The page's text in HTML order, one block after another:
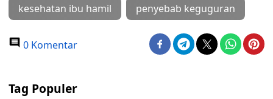
kesehatan ibu hamil penyebab keguguran
0 Komentar
Tag Populer